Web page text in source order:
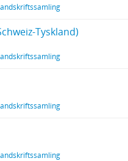
Tyskland)